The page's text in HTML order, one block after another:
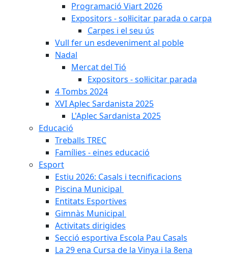
Programació Viart 2026
Expositors - sol·licitar parada o carpa
Carpes i el seu ús
Vull fer un esdeveniment al poble
Nadal
Mercat del Tió
Expositors - sol·licitar parada
4 Tombs 2024
XVI Aplec Sardanista 2025
L'Aplec Sardanista 2025
Educació
Treballs TREC
Famílies - eines educació
Esport
Estiu 2026: Casals i tecnificacions
Piscina Municipal
Entitats Esportives
Gimnàs Municipal
Activitats dirigides
Secció esportiva Escola Pau Casals
La 29 ena Cursa de la Vinya i la 8ena